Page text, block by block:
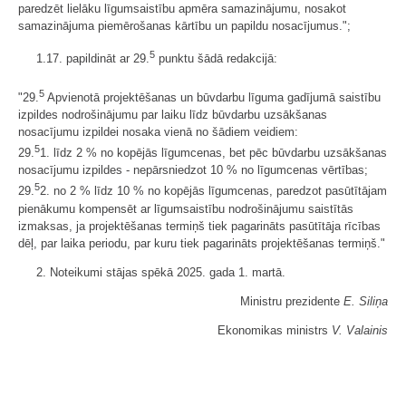
paredzēt lielāku līgumsaistību apmēra samazinājumu, nosakot
samazinājuma piemērošanas kārtību un papildu nosacījumus.";
1.17. papildināt ar 29.5 punktu šādā redakcijā:
"29. 5 Apvienotā projektēšanas un būvdarbu līguma gadījumā saistību
izpildes nodrošinājumu par laiku līdz būvdarbu uzsākšanas
nosacījumu izpildei nosaka vienā no šādiem veidiem:
29.51. līdz 2 % no kopējās līgumcenas, bet pēc būvdarbu uzsākšanas
nosacījumu izpildes - nepārsniedzot 10 % no līgumcenas vērtības;
29.52. no 2 % līdz 10 % no kopējās līgumcenas, paredzot pasūtītājam
pienākumu kompensēt ar līgumsaistību nodrošinājumu saistītās
izmaksas, ja projektēšanas termiņš tiek pagarināts pasūtītāja rīcības
dēļ, par laika periodu, par kuru tiek pagarināts projektēšanas termiņš."
2. Noteikumi stājas spēkā 2025. gada 1. martā.
Ministru prezidente E. Siliņa
Ekonomikas ministrs V. Valainis